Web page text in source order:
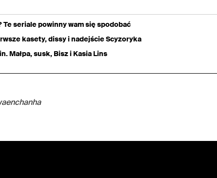
seriale powinny wam się spodobać
kasety, dissy i nadejście Scyzoryka
Małpa, susk, Bisz i Kasia Lins